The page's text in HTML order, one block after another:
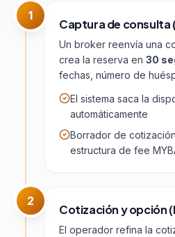
1
Captura de consulta
Un broker reenvía una
crea la reserva en 30
fechas, número de
El sistema saca la
automáticamente
Borrador de
estructura de fee
2
Cotización y opción
El operador refina la